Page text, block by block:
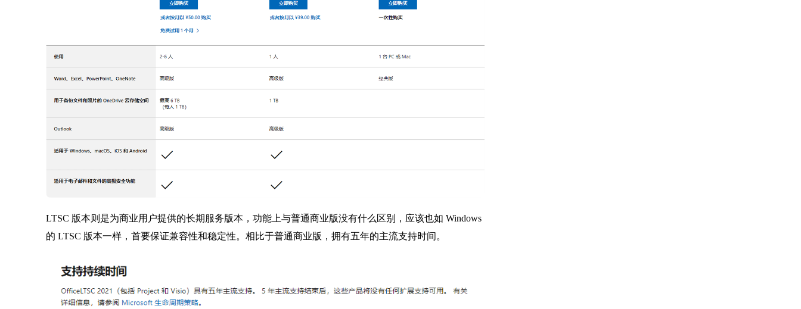
LTSC 版本则是为商业用户提供的长期服务版本，功能上与普通商业版没有什么区别，应该也如 Windows
的 LTSC 版本一样，首要保证兼容性和稳定性。相比于普通商业版，拥有五年的主流支持时间。